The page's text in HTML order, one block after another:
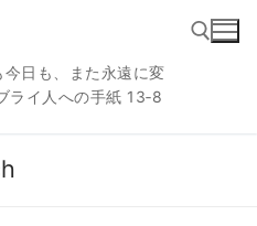
日も、また永遠に変
ライ人への手紙 13‐8